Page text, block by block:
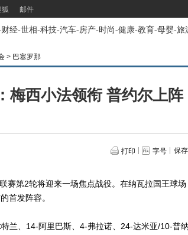
狐 邮件
财经-世相-科技-汽车-房产-时尚-健康-教育-母婴-旅
> 巴塞罗那
梅西小法领衔 普约尔上阵
打印 字号 保
第2轮将迎来一场焦点战役。在纳瓦拉国王球场
首发阵容。
、14-阿里巴斯、4-弗拉诺、24-达米亚/10-普纳